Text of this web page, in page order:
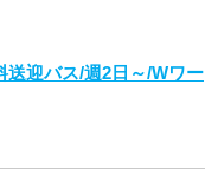
迎バス/週2日～/Wワー